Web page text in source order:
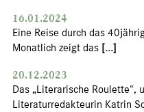
16.01.2024
Eine Reise durch das
Monatlich zeigt das [...]
20.12.2023
Das „Literarische Roulette“,
Literaturredakteurin Katrin